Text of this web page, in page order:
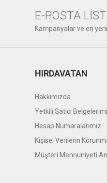
E-POSTA
Kampanyalar ve en
HIRDAVATAN
Hakkımızda
Yetkili Satıcı
Hesap Numaralarımız
Kişisel Verilerin
Müşteri Mennuniyeti